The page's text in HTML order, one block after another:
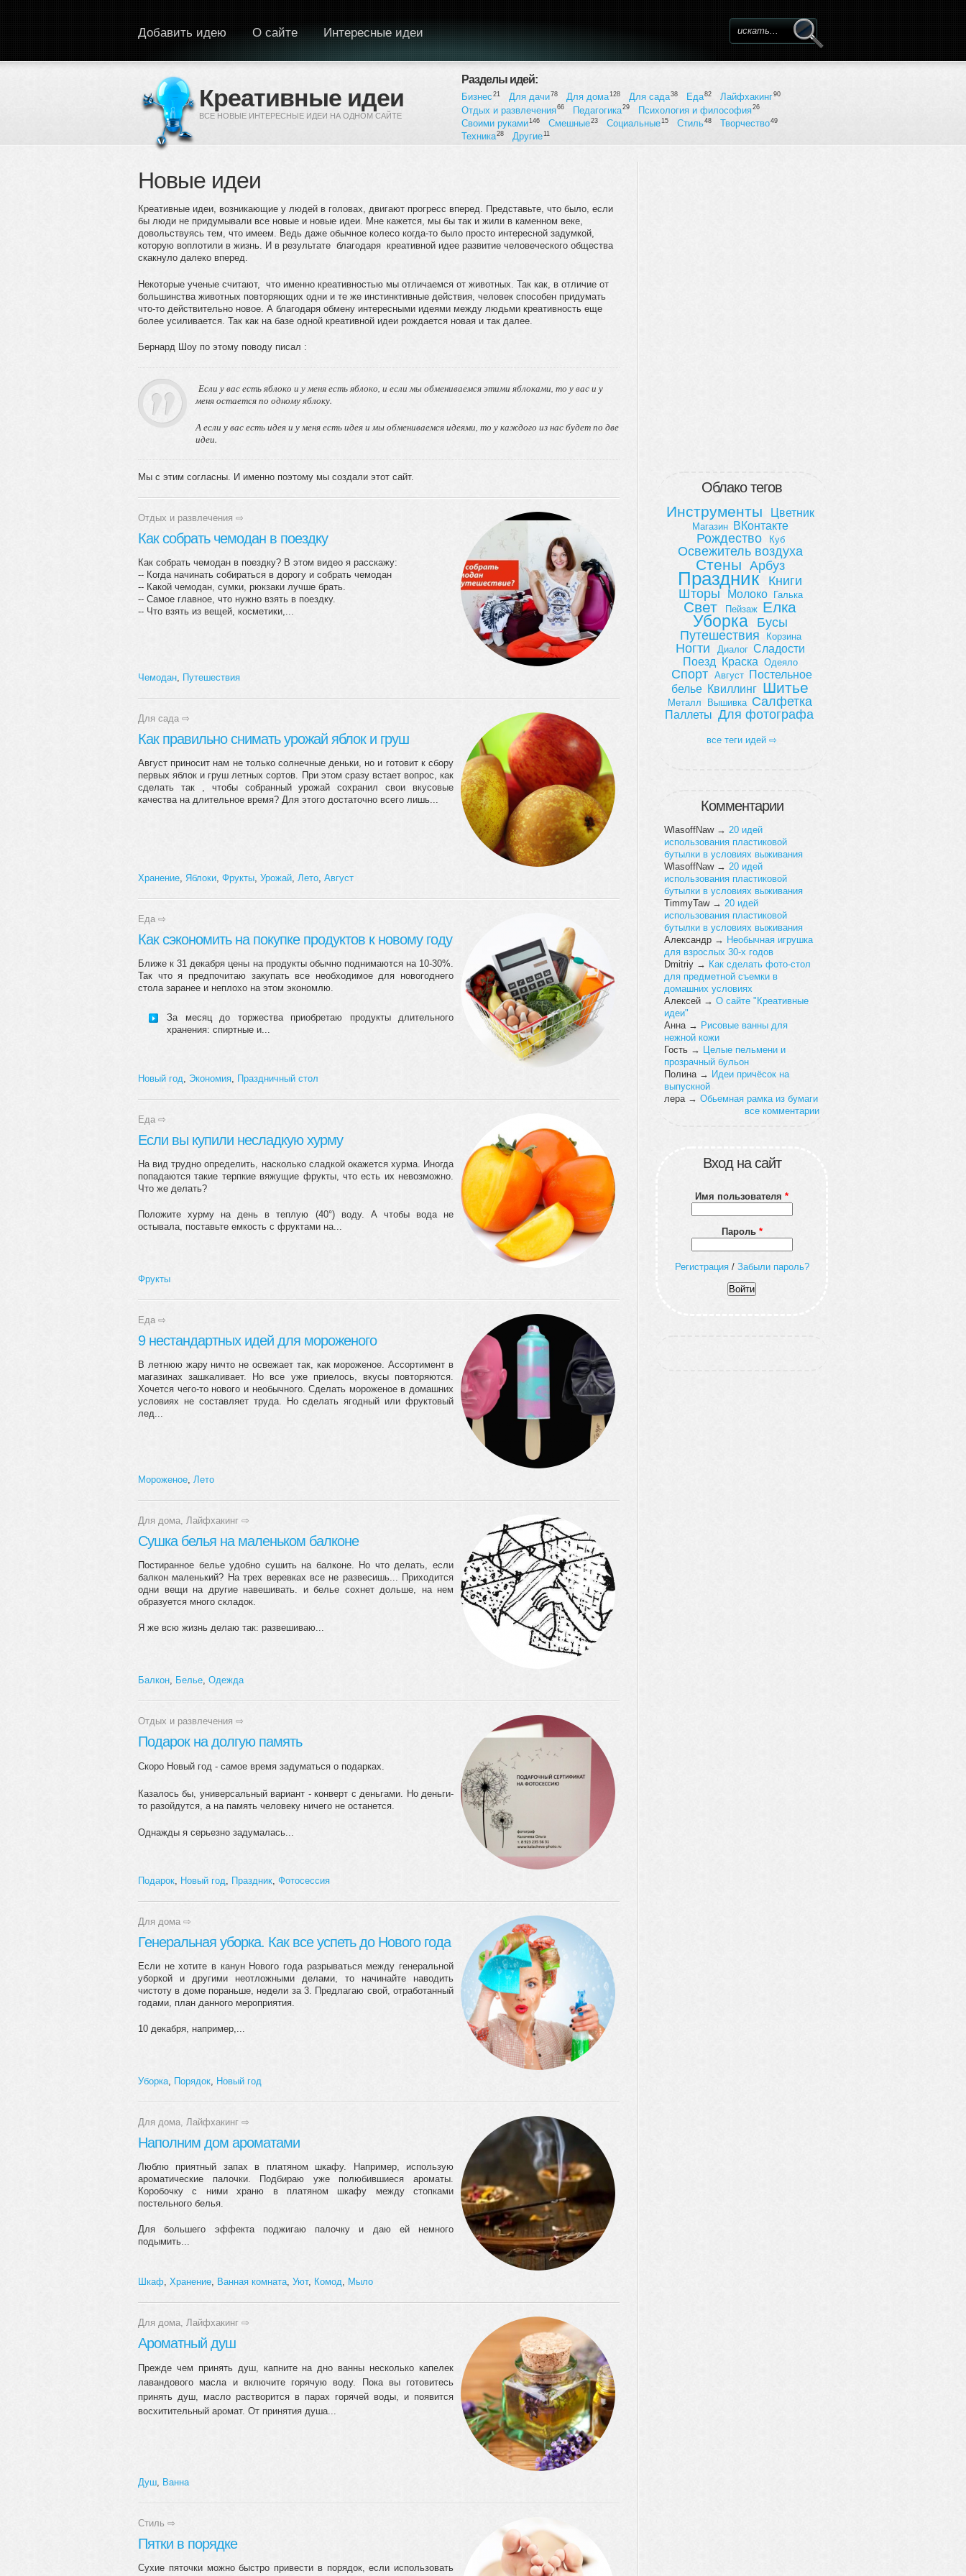
Креативные идеи
ВСЕ НОВЫЕ ИНТЕРЕСНЫЕ ИДЕИ НА ОДНОМ САЙТЕ
Добавить идею О сайте Интересные идеи Форма поиска
Разделы идей:
Бизнес 21 Для дачи78 Для дома128 Для сада38 Еда82 Лайфхакинг90
Отдых и развлечения66 Педагогика29 Психология и философия26
Своими руками146 Смешные23 Социальные 15 Стиль48 Творчество49
Техника28 Другие 11
Новые идеи
Креативные идеи, возникающие у людей в головах, двигают прогресс вперед. Представьте, что было, если
бы люди не придумывали все новые и новые идеи. Мне кажется, мы бы так и жили в каменном веке,
довольствуясь тем, что имеем. Ведь даже обычное колесо когда-то было просто интересной задумкой,
которую воплотили в жизнь. И в результате благодаря креативной идее развитие человеческого общества
скакнуло далеко вперед.
Некоторые ученые считают, что именно креативностью мы отличаемся от животных. Так как, в отличие от
большинства животных повторяющих одни и те же инстинктивные действия, человек способен придумать
что-то действительно новое. А благодаря обмену интересными идеями между людьми креативность еще
более усиливается. Так как на базе одной креативной идеи рождается новая и так далее.
Бернард Шоу по этому поводу писал :
Если у вас есть яблоко и у меня есть яблоко, и если мы обмениваемся этими яблоками, то у вас и у
меня остается по одному яблоку.
А если у вас есть идея и у меня есть идея и мы обмениваемся идеями, то у каждого из нас будет по две
идеи.
Мы с этим согласны. И именно поэтому мы создали этот сайт.
Отдых и развлечения ⇨
Как собрать чемодан в поездку
Как собрать чемодан в поездку? В этом видео я расскажу:
-- Когда начинать собираться в дорогу и собрать чемодан
-- Какой чемодан, сумки, рюкзаки лучше брать.
-- Самое главное, что нужно взять в поездку.
-- Что взять из вещей, косметики,...
Чемодан Путешествия
Для сада ⇨
Как правильно снимать урожай яблок и груш
Август приносит нам не только солнечные деньки, но и готовит к сбору
первых яблок и груш летных сортов. При этом сразу встает вопрос, как
сделать так , чтобы собранный урожай сохранил свои вкусовые
качества на длительное время? Для этого достаточно всего лишь...
Хранение Яблоки Фрукты Урожай Лето Август
Еда ⇨
Как сэкономить на покупке продуктов к новому году
Ближе к 31 декабря цены на продукты обычно поднимаются на 10-30%.
Так что я предпочитаю закупать все необходимое для новогоднего
стола заранее и неплохо на этом экономлю.
За месяц до торжества приобретаю продукты длительного
хранения: спиртные и...
Новый год Экономия Праздничный стол
Еда ⇨
Если вы купили несладкую хурму
На вид трудно определить, насколько сладкой окажется хурма. Иногда
попадаются такие терпкие вяжущие фрукты, что есть их невозможно.
Что же делать?
Положите хурму на день в теплую (40°) воду. А чтобы вода не
остывала, поставьте емкость с фруктами на...
Фрукты
Еда ⇨
9 нестандартных идей для мороженого
В летнюю жару ничто не освежает так, как мороженое. Ассортимент в
магазинах зашкаливает. Но все уже приелось, вкусы повторяются.
Хочется чего-то нового и необычного. Сделать мороженое в домашних
условиях не составляет труда. Но сделать ягодный или фруктовый
лед...
Мороженое Лето
Для дома Лайфхакинг ⇨
Сушка белья на маленьком балконе
Постиранное белье удобно сушить на балконе. Но что делать, если
балкон маленький? На трех веревках все не развесишь... Приходится
одни вещи на другие навешивать. и белье сохнет дольше, на нем
образуется много складок.
Я же всю жизнь делаю так: развешиваю...
Балкон Белье Одежда
Отдых и развлечения ⇨
Подарок на долгую память
Скоро Новый год - самое время задуматься о подарках.
Казалось бы, универсальный вариант - конверт с деньгами. Но деньги-
то разойдутся, а на память человеку ничего не останется.
Однажды я серьезно задумалась...
Подарок Новый год Праздник Фотосессия
Для дома ⇨
Генеральная уборка. Как все успеть до Нового года
Если не хотите в канун Нового года разрываться между генеральной
уборкой и другими неотложными делами, то начинайте наводить
чистоту в доме пораньше, недели за 3. Предлагаю свой, отработанный
годами, план данного мероприятия.
10 декабря, например,...
Уборка Порядок Новый год
Для дома Лайфхакинг ⇨
Наполним дом ароматами
Люблю приятный запах в платяном шкафу. Например, использую
ароматические палочки. Подбираю уже полюбившиеся ароматы.
Коробочку с ними храню в платяном шкафу между стопками
постельного белья.
Для большего эффекта поджигаю палочку и даю ей немного
подымить...
Шкаф Хранение Ванная комната Уют, Комод Мыло
Для дома Лайфхакинг ⇨
Ароматный душ
Прежде чем принять душ, капните на дно ванны несколько капелек
лавандового масла и включите горячую воду. Пока вы готовитесь
принять душ, масло растворится в парах горячей воды, и появится
восхитительный аромат. От принятия душа...
Душ Ванна
Стиль ⇨
Пятки в порядке
Сухие пяточки можно быстро привести в порядок, если использовать
Облако тегов
Инструменты Цветник
Магазин ВКонтакте
Рождество Куб
Освежитель воздуха
Стены Арбуз
Праздник
Книги
Шторы
Молоко Галька
Свет Пейзаж Елка
Уборка
Бусы
Путешествия
Корзина
Ногти Диалог Сладости
Поезд
Краска Одеяло
Спорт Август Постельное
белье Квиллинг Шитье
Металл Вышивка Салфетка
Паллеты Для фотографа
все теги идей ⇨
Комментарии
WlasoffNaw→ 20 идей
использования пластиковой
бутылки в условиях выживания
WlasoffNaw→ 20 идей
использования пластиковой
бутылки в условиях выживания
TimmyTaw→ 20 идей
использования пластиковой
бутылки в условиях выживания
Александр → Необычная игрушка
для взрослых 30-х годов
Dmitriy → Как сделать фото-стол
для предметной съемки в
домашних условиях
Алексей → О сайте "Креативные
идеи"
Анна → Рисовые ванны для
нежной кожи
Гость → Целые пельмени и
прозрачный бульон
Полина → Идеи причёсок на
выпускной
лера → Обьемная рамка из бумаги
все комментарии
Вход на сайт
Имя пользователя *
Пароль *
Регистрация/ Забыли пароль?